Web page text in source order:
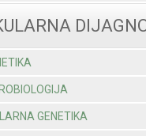
GENETIKA